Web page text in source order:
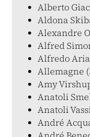
Alberto
Aldona
Alexandre
Alfred
Alfredo
Allemagne
Amy
Anatoli
Anatoli
André